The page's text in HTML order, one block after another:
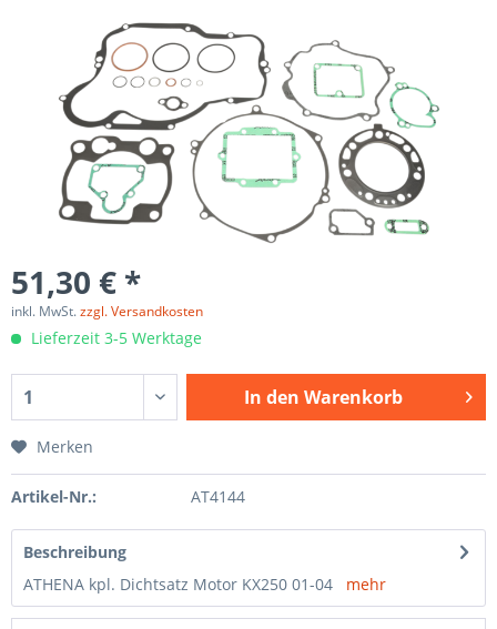
51,30 € *
inkl. MwSt.zzgl. Versandkosten
Lieferzeit 3-5 Werktage
In den Warenkorb
Merken
Artikel-Nr.: AT4144
Beschreibung
ATHENA kpl. Dichtsatz Motor KX250 01-04 mehr